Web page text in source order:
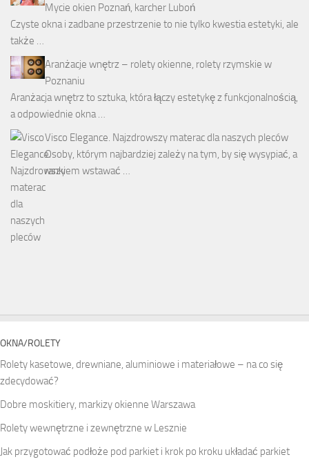
Mycie okien Poznań, karcher Luboń
Czyste okna i zadbane przestrzenie to nie tylko kwestia estetyki, ale
także …
Aranżacje wnętrz – rolety okienne, rolety rzymskie w
Poznaniu
Aranżacja wnętrz to sztuka, która łączy estetykę z funkcjonalnością,
a odpowiednie okna …
Visco Elegance. Najzdrowszy materac dla naszych pleców
Osoby, którym najbardziej zależy na tym, by się wysypiać, a
rankiem wstawać …
OKNA/ROLETY
Rolety kasetowe, drewniane, aluminiowe i materiałowe – na co się
zdecydować?
Dobre moskitiery, markizy okienne Warszawa
Rolety wewnętrzne i zewnętrzne w Lesznie
Jak przygotować podłoże pod parkiet i krok po kroku układać parkiet